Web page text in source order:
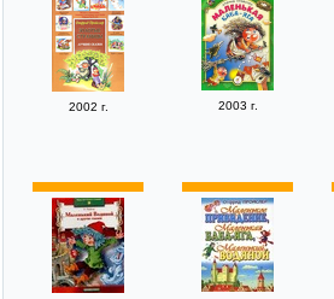
2002 г.
2003 г.